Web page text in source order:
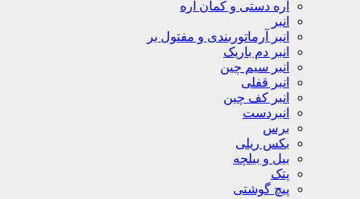
اره دستی و کمان اره
انبر
انبر آرماتوربندی و مفتول بر
انبر دم باریک
انبر سیم چین
انبر قفلی
انبر کف چین
انبردست
برس
بکس ریلی
بیل و بیلچه
پتک
پیچ گوشتی